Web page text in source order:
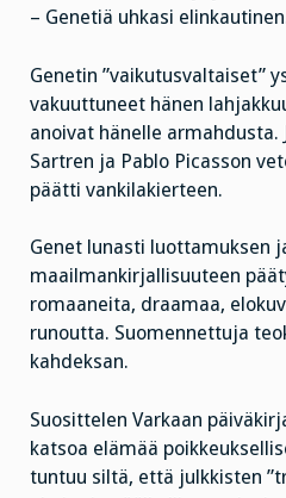
– Genetiä uhkasi
Genetin ”vaikutusvaltaiset”
vakuuttuneet hänen
anoivat hänelle armahdusta.
Sartren ja Pablo Picasson
päätti vankilakierteen.
Genet lunasti luottamuksen
maailmankirjallisuuteen
romaaneita, draamaa,
runoutta. Suomennettuja
kahdeksan.
Suosittelen Varkaan
katsoa elämää
tuntuu siltä, että julkkisten